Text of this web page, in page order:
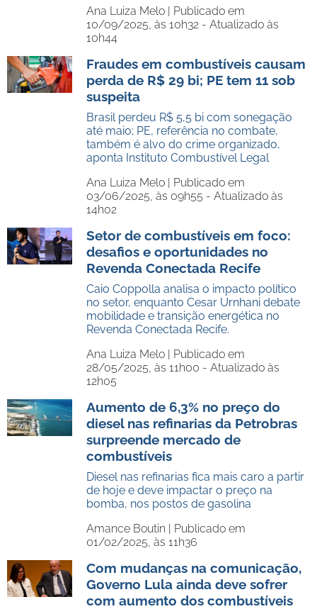
Ana Luiza Melo | Publicado em
10/09/2025, às 10h32 - Atualizado às
10h44
Fraudes em combustíveis causam
perda de R$ 29 bi; PE tem 11 sob
suspeita
Brasil perdeu R$ 5,5 bi com sonegação
até maio; PE, referência no combate,
também é alvo do crime organizado,
aponta Instituto Combustível Legal
Ana Luiza Melo | Publicado em
03/06/2025, às 09h55 - Atualizado às
14h02
Setor de combustíveis em foco:
desafios e oportunidades no
Revenda Conectada Recife
Caio Coppolla analisa o impacto político
no setor, enquanto Cesar Urnhani debate
mobilidade e transição energética no
Revenda Conectada Recife.
Ana Luiza Melo | Publicado em
28/05/2025, às 11h00 - Atualizado às
12h05
Aumento de 6,3% no preço do
diesel nas refinarias da Petrobras
surpreende mercado de
combustíveis
Diesel nas refinarias fica mais caro a partir
de hoje e deve impactar o preço na
bomba, nos postos de gasolina
Amance Boutin | Publicado em
01/02/2025, às 11h36
Com mudanças na comunicação,
Governo Lula ainda deve sofrer
com aumento dos combustíveis